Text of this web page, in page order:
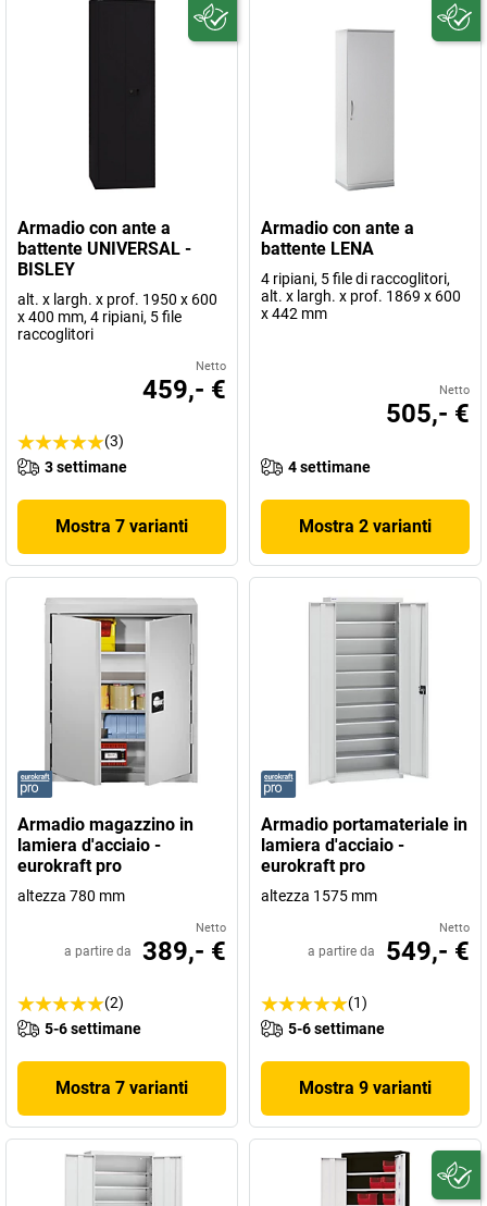
Armadio con ante a
battente UNIVERSAL -
BISLEY
alt. x largh. x prof. 1950 x 600
x 400 mm, 4 ripiani, 5 file
raccoglitori
Netto
459,- €
(3)
3 settimane
Mostra 7 varianti
Armadio con ante a
battente LENA
4 ripiani, 5 file di raccoglitori,
alt. x largh. x prof. 1869 x 600
x 442 mm
Netto
505,- €
4 settimane
Mostra 2 varianti
Armadio magazzino in
lamiera d'acciaio -
eurokraft pro
altezza 780 mm
Netto
a partire da 389,- €
(2)
5-6 settimane
Mostra 7 varianti
Armadio portamateriale in
lamiera d'acciaio -
eurokraft pro
altezza 1575 mm
Netto
a partire da 549,- €
(1)
5-6 settimane
Mostra 9 varianti